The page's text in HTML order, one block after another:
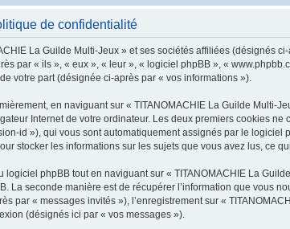
de confidentialité
La Guilde Multi-Jeux » et ses sociétés affiliées (désignés
par « ils », « eux », « leur », « logiciel phpBB », «
votre part (désignée ci-après par « vos informations »).
en naviguant sur « TITANOMACHIE La Guilde Multi-
Internet de votre ordinateur. Les deux premiers cookies
id »), qui vous sont automatiquement assignés par le
stocker les informations sur les sujets que vous avez lus, ce
phpBB tout en naviguant sur « TITANOMACHIE La
La seconde manière est de récupérer l’information que vous
par « messages invités »), l’enregistrement sur «
(désignés ici par « vos messages »).